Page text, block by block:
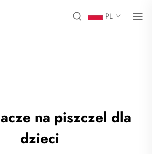
PL
na piszczel dla
dzieci